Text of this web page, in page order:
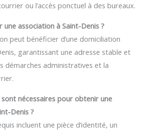
ou l’accès ponctuel à des bureaux.
une association à Saint-Denis ?
peut bénéficier d’une domiciliation
garantissant une adresse stable et
démarches administratives et la
nécessaires pour obtenir une
Denis ?
incluent une pièce d’identité, un